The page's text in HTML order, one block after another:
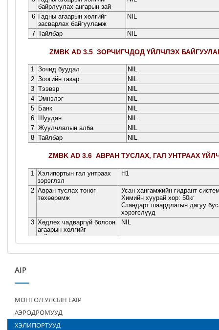
AIP
МОНГОЛ УЛСЫН EAIP
АЭРОДРОМУУД
ХЭЛИПОРТУУД